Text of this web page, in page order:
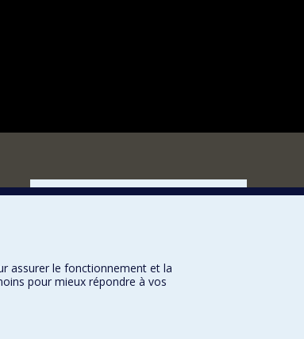
FACULTÉ DES ARTS ET DES SCIENCES
Nos programmes et cours
assurer le fonctionnement et la
pour mieux répondre à vos